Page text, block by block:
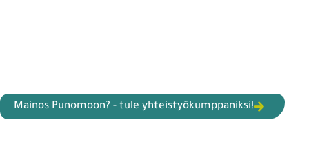
Mainos Punomoon? - tule yhteistyökumppaniksi!